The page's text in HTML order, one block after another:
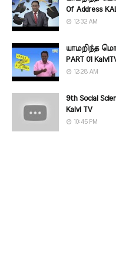
Of Address
12:32 AM
யாமறிந்த
PART 01
12:28 AM
9th Social
Kalvi TV
10:45 PM